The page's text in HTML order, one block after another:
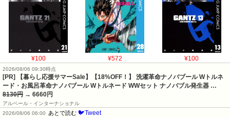
¥100 ¥572 ¥100
2026/08/06 09:30時点
[PR] 【暮らし応援サマーSale】【18%OFF！】 洗濯革命ナノバブール Wトルネ
ード・お風呂革命ナノバブール Wトルネード WWセット ナノバブル発生器 …
8130円 → 6660円
アルベール・インターナショナル
2026/08/06 06:00
あとで読む 🐦Tweet